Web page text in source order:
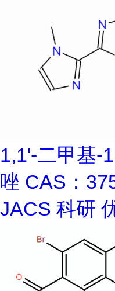
1,1'-二甲基-
唑 CAS：
JACS 科研